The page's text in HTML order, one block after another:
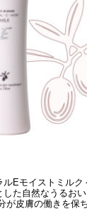
Eモイストミルク
た自然なうるお
が皮膚の働きを保